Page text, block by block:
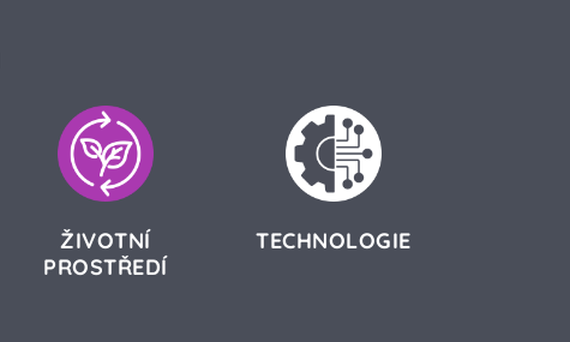
ŽIVOTNÍ
PROSTŘEDÍ
TECHNOLOGIE